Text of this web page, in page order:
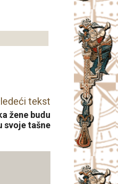
tekst
žene budu
svoje tašne